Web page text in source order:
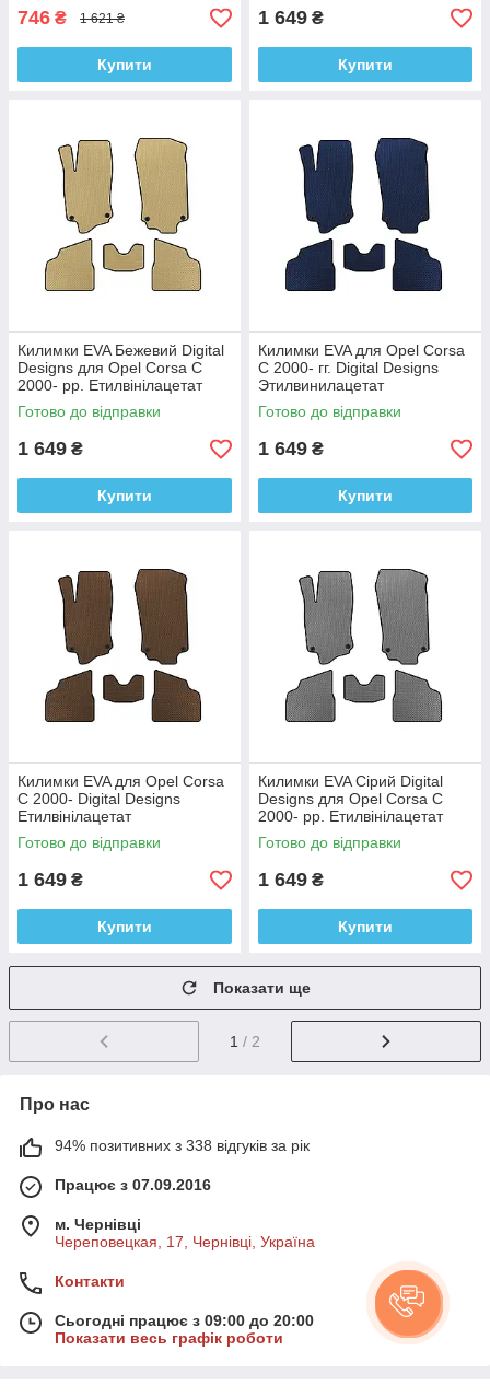
746 ₴ 1 621 ₴
Купити
1 649 ₴
Купити
Килимки EVA Бежевий Digital
Designs для Opel Corsa C
2000- рр. Етилвінілацетат
Готово до відправки
1 649 ₴
Купити
Килимки EVA для Opel Corsa
C 2000- гг. Digital Designs
Этилвинилацетат
Готово до відправки
1 649 ₴
Купити
Килимки EVA для Opel Corsa
C 2000- Digital Designs
Етилвінілацетат
Готово до відправки
1 649 ₴
Купити
Килимки EVA Сірий Digital
Designs для Opel Corsa C
2000- рр. Етилвінілацетат
Готово до відправки
1 649 ₴
Купити
Показати ще
1 / 2
Про нас
94% позитивних з 338 відгуків за рік
Працює з 07.09.2016
м. Чернівці
Череповецкая, 17, Чернівці, Україна
Контакти
Сьогодні працює з 09:00 до 20:00
Показати весь графік роботи